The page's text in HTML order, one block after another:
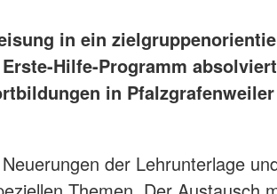
in ein
Hilfe-Programm
in
der Lehrunterlage